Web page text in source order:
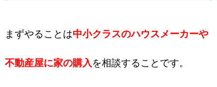
まずやることは中小クラスのハウスメーカーや
不動産屋に家の購入 を相談することです。